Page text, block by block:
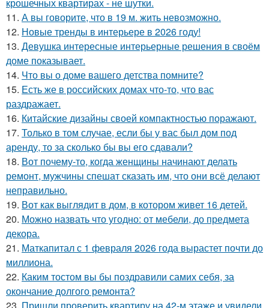
11. А вы говорите, что в 19 м. жить невозможно.
12. Новые тренды в интерьере в 2026 году!
13. Девушка интересные интерьерные решения в своём
доме показывает.
14. Что вы о доме вашего детства помните?
15. Есть же в российских домах что-то, что вас
раздражает.
16. Китайские дизайны своей компактностью поражают.
17. Только в том случае, если бы у вас был дом под
аренду, то за сколько бы вы его сдавали?
18. Вот почему-то, когда женщины начинают делать
ремонт, мужчины спешат сказать им, что они всё делают
неправильно.
19. Вот как выглядит в дом, в котором живет 16 детей.
20. Можно назвать что угодно: от мебели, до предмета
декора.
21. Маткапитал с 1 февраля 2026 года вырастет почти до
миллиона.
22. Каким тостом вы бы поздравили самих себя, за
окончание долгого ремонта?
23. Пришли проверить квартиру на 42-м этаже и увидели